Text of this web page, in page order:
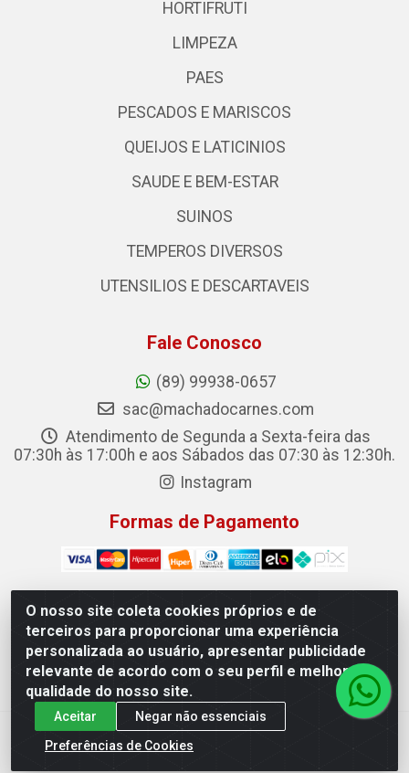
O nosso site coleta cookies próprios e de
terceiros para proporcionar uma experiência
personalizada ao usuário, apresentar publicidade
relevante de acordo com o seu perfil e melhorar a
qualidade do nosso site.
Aceitar
Negar não essenciais
Preferências de Cookies
HORTIFRUTI
LIMPEZA
PAES
PESCADOS E MARISCOS
QUEIJOS E LATICINIOS
SAUDE E BEM-ESTAR
SUINOS
TEMPEROS DIVERSOS
UTENSILIOS E DESCARTAVEIS
Fale Conosco
(89) 99938-0657
sac@machadocarnes.com
Atendimento de Segunda a Sexta-feira das
07:30h às 17:00h e aos Sábados das 07:30 às 12:30h.
Instagram
Formas de Pagamento
Machado Carnes Distribuidora de Alimentos LTDA -
Logradouro: Avenida Candido Aleixo, 148 - Centro - Oeiras/PI
- CEP 64.500-000 - 31.391.008/0001-50